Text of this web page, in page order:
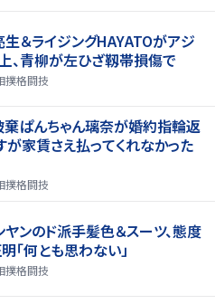
生＆ライジングHAYATOがアジ
、青柳が左ひざ靱帯損傷で
撲格闘技
ぱんちゃん璃奈が婚約指輪返
が家賃さえ払ってくれなかった
撲格闘技
ヤンのド派手髪色＆スーツ、態度
「何とも思わない」
撲格闘技